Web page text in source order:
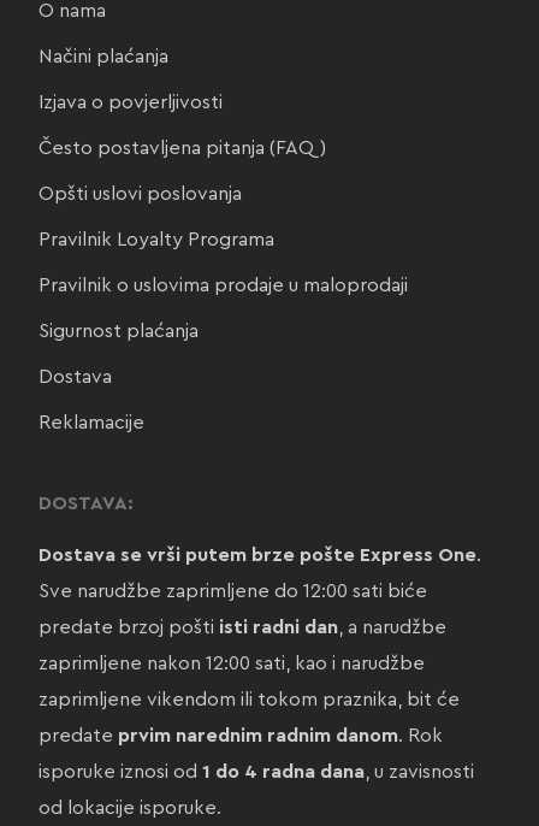
O nama
Načini plaćanja
Izjava o povjerljivosti
Često postavljena pitanja (FAQ)
Opšti uslovi poslovanja
Pravilnik Loyalty Programa
Pravilnik o uslovima prodaje u maloprodaji
Sigurnost plaćanja
Dostava
Reklamacije
DOSTAVA:
Dostava se vrši putem brze pošte Express One.
Sve narudžbe zaprimljene do 12:00 sati biće
predate brzoj pošti isti radni dan, a narudžbe
zaprimljene nakon 12:00 sati, kao i narudžbe
zaprimljene vikendom ili tokom praznika, bit će
predate prvim narednim radnim danom. Rok
isporuke iznosi od 1 do 4 radna dana, u zavisnosti
od lokacije isporuke.